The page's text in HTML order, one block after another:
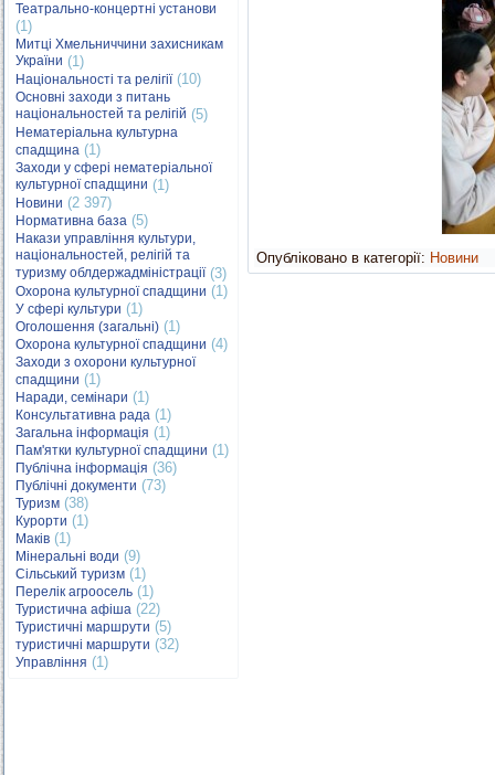
Театрально-концертні установи
(1)
Митці Хмельниччини захисникам
України (1)
Національності та релігії(10)
Основні заходи з питань
національностей та релігій (5)
Нематеріальна культурна
спадщина (1)
Заходи у сфері нематеріальної
культурної спадщини (1)
Новини (2 397)
Нормативна база (5)
Накази управління культури,
національностей, релігій та
туризму облдержадміністрації(3)
Охорона культурної спадщини (1)
У сфері культури (1)
Оголошення (загальні) (1)
Охорона культурної спадщини (4)
Заходи з охорони культурної
спадщини (1)
Наради, семінари (1)
Консультативна рада (1)
Загальна інформація (1)
Пам'ятки культурної спадщини (1)
Публічна інформація (36)
Публічні документи (73)
Туризм (38)
Курорти (1)
Маків (1)
Мінеральні води (9)
Сільський туризм (1)
Перелік агроосель (1)
Туристична афіша (22)
Туристичні маршрути (5)
туристичні маршрути (32)
Управління (1)
Опубліковано в категорії: Новини